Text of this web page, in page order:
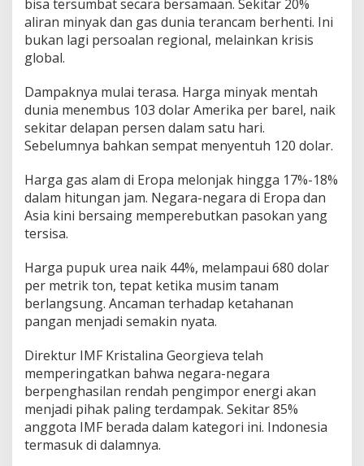
bisa tersumbat secara bersamaan. Sekitar 20%
aliran minyak dan gas dunia terancam berhenti. Ini
bukan lagi persoalan regional, melainkan krisis
global.
Dampaknya mulai terasa. Harga minyak mentah
dunia menembus 103 dolar Amerika per barel, naik
sekitar delapan persen dalam satu hari.
Sebelumnya bahkan sempat menyentuh 120 dolar.
Harga gas alam di Eropa melonjak hingga 17%-18%
dalam hitungan jam. Negara-negara di Eropa dan
Asia kini bersaing memperebutkan pasokan yang
tersisa.
Harga pupuk urea naik 44%, melampaui 680 dolar
per metrik ton, tepat ketika musim tanam
berlangsung. Ancaman terhadap ketahanan
pangan menjadi semakin nyata.
Direktur IMF Kristalina Georgieva telah
memperingatkan bahwa negara-negara
berpenghasilan rendah pengimpor energi akan
menjadi pihak paling terdampak. Sekitar 85%
anggota IMF berada dalam kategori ini. Indonesia
termasuk di dalamnya.